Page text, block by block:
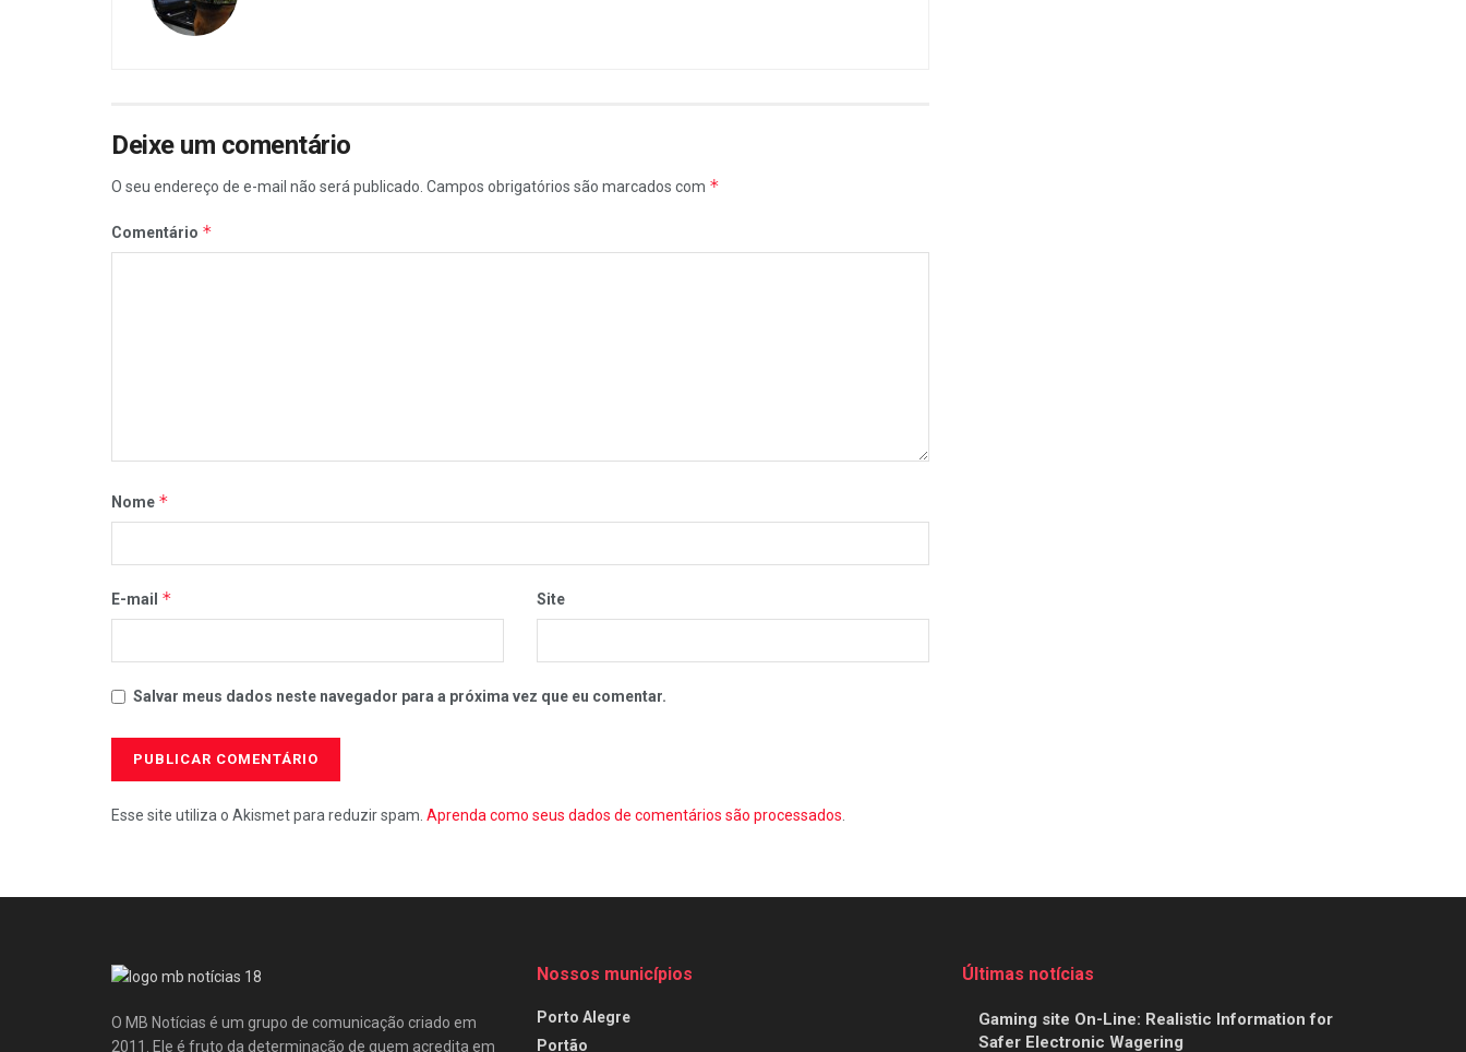
Deixe um comentário
O seu endereço de e-mail não será publicado. Campos obrigatórios são marcados com *
Comentário *
Nome *
E-mail * Site
Salvar meus dados neste navegador para a próxima vez que eu comentar.
Esse site utiliza o Akismet para reduzir spam. Aprenda como seus dados de comentários são processados
O MB Notícias é um grupo de comunicação criado em
2011. Ele é fruto da determinação de quem acredita em
Nossos municípios
Porto Alegre
Portão
Últimas notícias
Gaming site On-Line: Realistic Information for
Safer Electronic Wagering